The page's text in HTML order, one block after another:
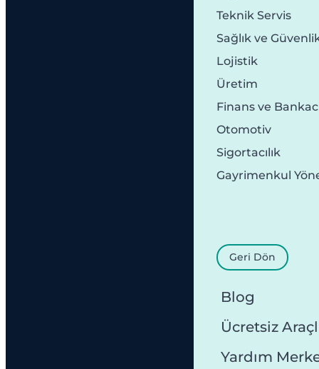
Teknik Servis
Sağlık ve
Lojistik
Üretim
Finans ve
Otomotiv
Sigortacılık
Gayrimenkul
Geri Dön
Blog
Ücretsiz
Yardım